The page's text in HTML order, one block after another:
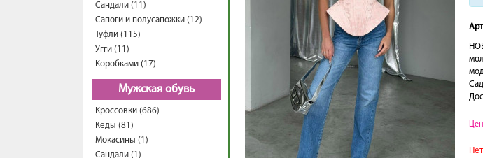
Сандали (11)
Сапоги и полусапожки (12)
Туфли (115)
Угги (11)
Коробками (17)
Мужская обувь
Кроссовки (686)
Кеды (81)
Мокасины (1)
Сандали (1)